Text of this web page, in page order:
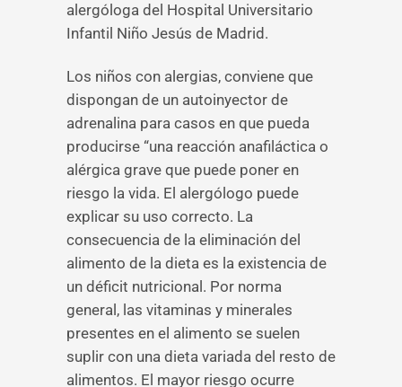
alergóloga del Hospital Universitario
Infantil Niño Jesús de Madrid.
Los niños con alergias, conviene que
dispongan de un autoinyector de
adrenalina para casos en que pueda
producirse “una reacción anafiláctica o
alérgica grave que puede poner en
riesgo la vida. El alergólogo puede
explicar su uso correcto. La
consecuencia de la eliminación del
alimento de la dieta es la existencia de
un déficit nutricional. Por norma
general, las vitaminas y minerales
presentes en el alimento se suelen
suplir con una dieta variada del resto de
alimentos. El mayor riesgo ocurre